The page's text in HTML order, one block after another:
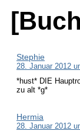
Stephie
28. Januar 2012
*hust* DIE
zu alt *g*
Hermia
28. Januar 2012